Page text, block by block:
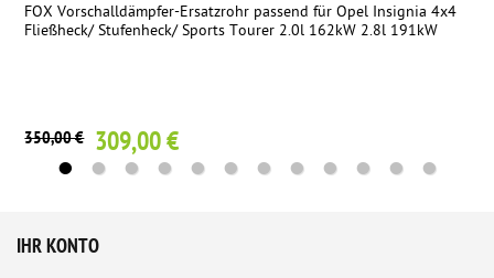
FOX Vorschalldämpfer-Ersatzrohr passend für Opel Insignia 4x4
Fließheck/ Stufenheck/ Sports Tourer 2.0l 162kW 2.8l 191kW
350,00 € 309,00 €
IHR KONTO